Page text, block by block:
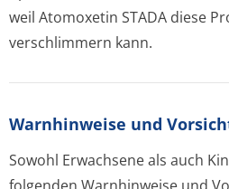
weil Atomoxetin STADA diese
verschlimmern kann.
Warnhinweise und
Sowohl Erwachsene als auch